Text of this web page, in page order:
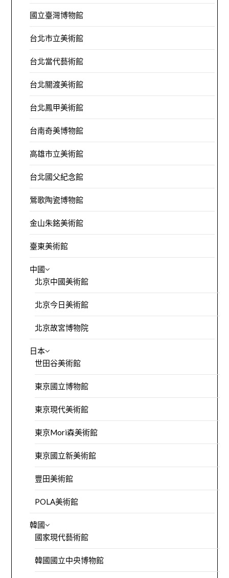
國立臺灣博物館
台北市立美術館
台北當代藝術館
台北關渡美術館
台北鳳甲美術館
台南奇美博物館
高雄市立美術館
台北國父紀念館
鶯歌陶瓷博物館
金山朱銘美術館
臺東美術館
中國
北京中國美術館
北京今日美術館
北京故宮博物院
日本
世田谷美術館
東京國立博物館
東京現代美術館
東京Mori森美術館
東京國立新美術館
豐田美術館
POLA美術館
韓國
國家現代藝術館
韓國國立中央博物館